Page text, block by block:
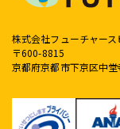
株式会社フューチャース
〒600-8815
京都府京都市下京区中